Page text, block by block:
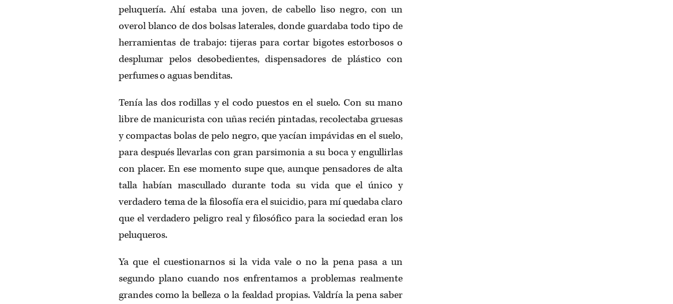
peluquería. Ahí estaba una joven, de cabello liso negro, con un
overol blanco de dos bolsas laterales, donde guardaba todo tipo de
herramientas de trabajo: tijeras para cortar bigotes estorbosos o
desplumar pelos desobedientes, dispensadores de plástico con
perfumes o aguas benditas.
Tenía las dos rodillas y el codo puestos en el suelo. Con su mano
libre de manicurista con uñas recién pintadas, recolectaba gruesas
y compactas bolas de pelo negro, que yacían impávidas en el suelo,
para después llevarlas con gran parsimonia a su boca y engullirlas
con placer. En ese momento supe que, aunque pensadores de alta
talla habían mascullado durante toda su vida que el único y
verdadero tema de la filosofía era el suicidio, para mí quedaba claro
que el verdadero peligro real y filosófico para la sociedad eran los
peluqueros.
Ya que el cuestionarnos si la vida vale o no la pena pasa a un
segundo plano cuando nos enfrentamos a problemas realmente
grandes como la belleza o la fealdad propias. Valdría la pena saber